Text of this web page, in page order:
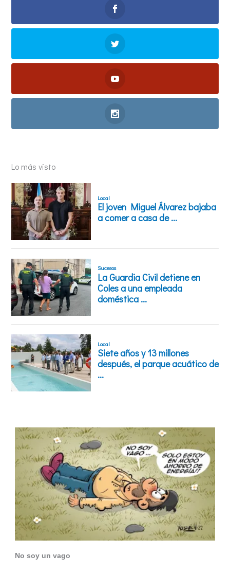
Lo más visto
No soy un vago